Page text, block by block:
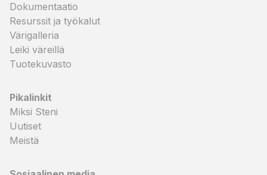
Dokumentaatio
Resurssit ja työkalut
Värigalleria
Leiki väreillä
Tuotekuvasto
Pikalinkit
Miksi Steni
Uutiset
Meistä